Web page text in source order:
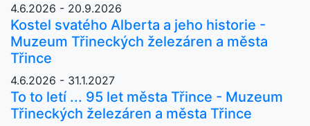
4.6.2026 - 20.9.2026
Kostel svatého Alberta a jeho historie -
Muzeum Třineckých železáren a města
Třince
4.6.2026 - 31.1.2027
To to letí ... 95 let města Třince - Muzeum
Třineckých železáren a města Třince